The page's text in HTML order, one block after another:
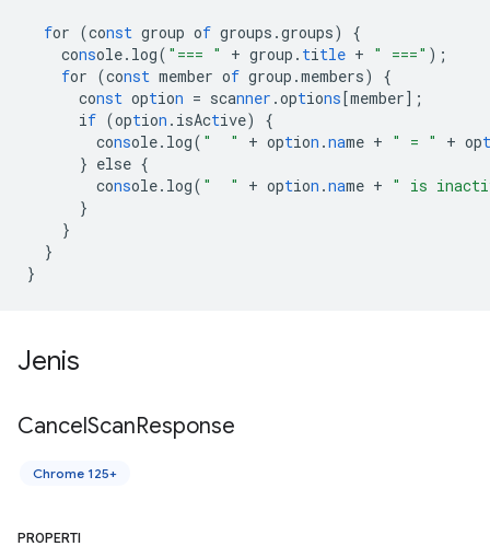
for (const group of groups.groups)
{
console.log( "=== " + group. title + " ===" );
for (const member of group.members)
{
const option = scanner .options[member] ;
if (option .isActive)
{
console.log( "  " + option .name + " = " + opt
} else {
console.log( "  " + option .name + " is
}
}
}
}
Jenis
CancelScanResponse
Chrome 125+
PROPERTI